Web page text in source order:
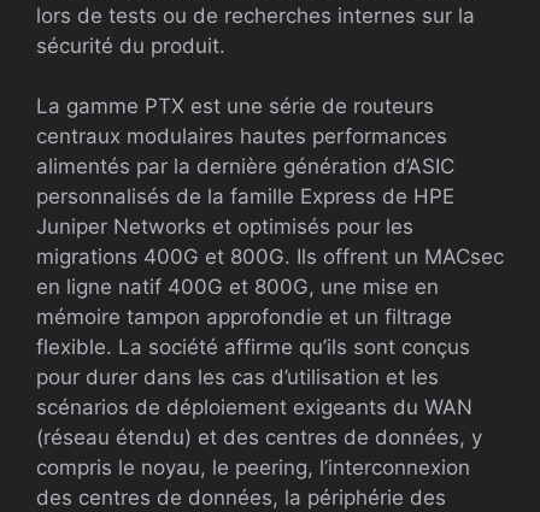
lors de tests ou de recherches internes sur la
sécurité du produit.
La gamme PTX est une série de routeurs
centraux modulaires hautes performances
alimentés par la dernière génération d’ASIC
personnalisés de la famille Express de HPE
Juniper Networks et optimisés pour les
migrations 400G et 800G. Ils offrent un MACsec
en ligne natif 400G et 800G, une mise en
mémoire tampon approfondie et un filtrage
flexible. La société affirme qu’ils sont conçus
pour durer dans les cas d’utilisation et les
scénarios de déploiement exigeants du WAN
(réseau étendu) et des centres de données, y
compris le noyau, le peering, l’interconnexion
des centres de données, la périphérie des